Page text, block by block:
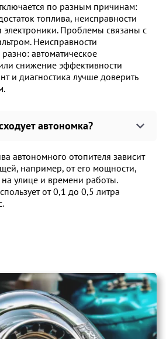
по разным причинам:
топлива, неисправности
электроники. Проблемы связаны с
Неисправности
автоматическое
снижение эффективности
и диагностика лучше доверить
автономка?
автономного отопителя зависит
например, от его мощности,
улице и времени работы.
от 0,1 до 0,5 литра